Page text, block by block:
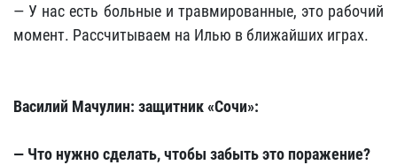
— У нас есть больные и травмированные, это рабочий
момент. Рассчитываем на Илью в ближайших играх.
Василий Мачулин: защитник «Сочи»:
— Что нужно сделать, чтобы забыть это поражение?